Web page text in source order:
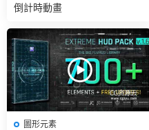
倒計時動畫
圖形元素